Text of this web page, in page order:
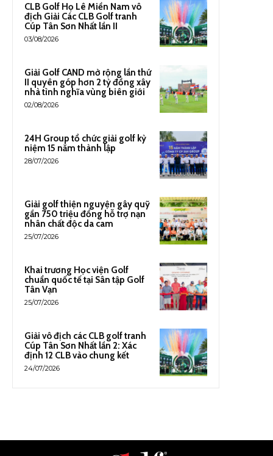
CLB Golf Họ Lê Miền Nam vô
địch Giải Các CLB Golf tranh
Cúp Tân Sơn Nhất lần II
03/08/2026
Giải Golf CAND mở rộng lần thứ
II quyên góp hơn 2 tỷ đồng xây
nhà tình nghĩa vùng biên giới
02/08/2026
24H Group tổ chức giải golf kỷ
niệm 15 năm thành lập
28/07/2026
Giải golf thiện nguyện gây quỹ
gần 750 triệu đồng hỗ trợ nạn
nhân chất độc da cam
25/07/2026
Khai trương Học viện Golf
chuẩn quốc tế tại Sân tập Golf
Tân Vạn
25/07/2026
Giải vô địch các CLB golf tranh
Cúp Tân Sơn Nhất lần 2: Xác
định 12 CLB vào chung kết
24/07/2026